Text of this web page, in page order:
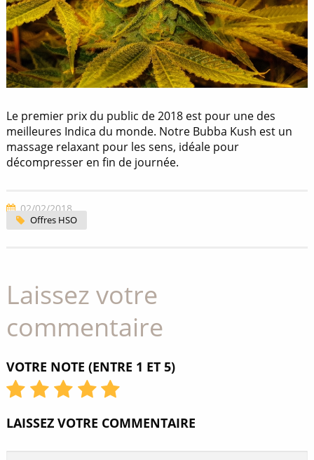
Le premier prix du public de 2018 est pour une des
meilleures Indica du monde. Notre Bubba Kush est un
massage relaxant pour les sens, idéale pour
décompresser en fin de journée.
02/02/2018
Offres HSO
Laissez votre
commentaire
VOTRE NOTE (ENTRE 1 ET 5)
LAISSEZ VOTRE COMMENTAIRE